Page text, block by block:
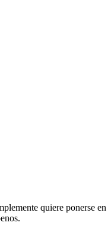
quiere ponerse en